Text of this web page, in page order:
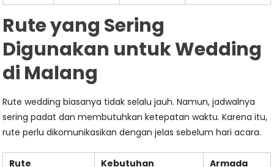
Rute yang Sering
Digunakan untuk Wedding
di Malang
Rute wedding biasanya tidak selalu jauh. Namun, jadwalnya
sering padat dan membutuhkan ketepatan waktu. Karena itu,
rute perlu dikomunikasikan dengan jelas sebelum hari acara.
Rute Kebutuhan
Armada